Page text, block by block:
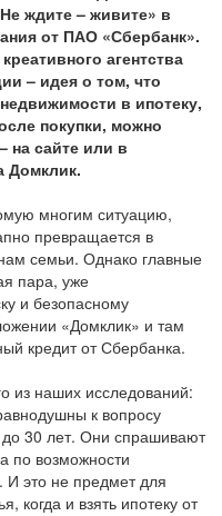
ждите – живите» в
от ПАО «Сбербанк».
агентства
– идея о том, что
в ипотеку,
покупки, можно
на сайте или в
Домклик.
многим ситуацию,
превращается в
семьи. Однако главные
пара, уже
и безопасному
«Домклик» и там
кредит от Сбербанка.
из наших исследований:
к вопросу
30 лет. Они спрашивают
по возможности
это не предмет для
когда и взять ипотеку от